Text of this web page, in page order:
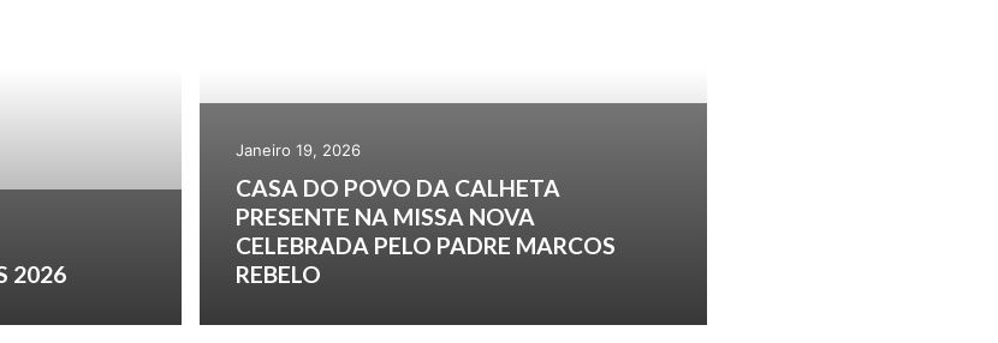
2026
Janeiro 19, 2026
CASA DO POVO DA CALHETA
PRESENTE NA MISSA NOVA
CELEBRADA PELO PADRE MARCOS
REBELO